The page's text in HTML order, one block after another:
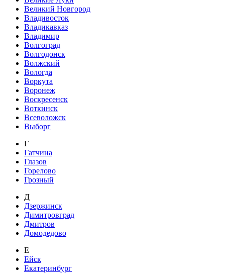
Великий Новгород
Владивосток
Владикавказ
Владимир
Волгоград
Волгодонск
Волжский
Вологда
Воркута
Воронеж
Воскресенск
Воткинск
Всеволожск
Выборг
Г
Гатчина
Глазов
Горелово
Грозный
Д
Дзержинск
Димитровград
Дмитров
Домодедово
Е
Ейск
Екатеринбург